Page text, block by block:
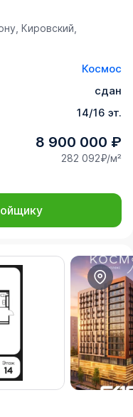
Кировский,
Космос
сдан
14/16 эт.
8 900 000 ₽
282 092₽/м²